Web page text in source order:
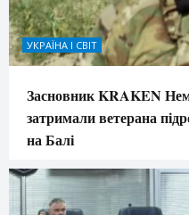
УКРАЇНА І СВІТ
Засновник KRAKEN
затримали ветерана
на Балі